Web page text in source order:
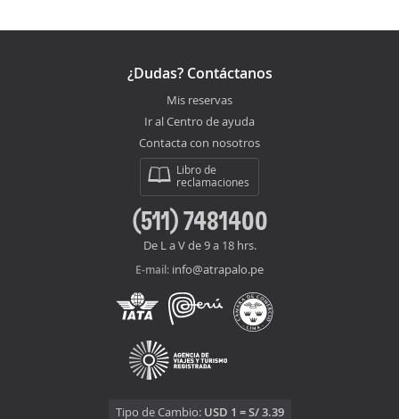
¿Dudas? Contáctanos
Mis reservas
Ir al Centro de ayuda
Contacta con nosotros
Libro de
reclamaciones
(511) 7481400
De L a V de 9 a 18 hrs.
E-mail: info@atrapalo.pe
Tipo de Cambio: USD 1 = S/ 3.39